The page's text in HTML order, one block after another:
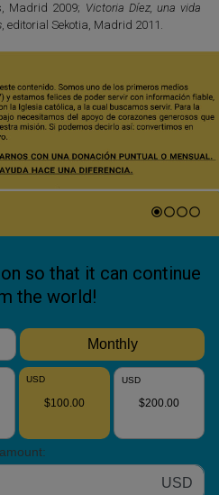
Madrid 2009; Victoria Díez, una vida
, editorial Sekotia, Madrid 2011.